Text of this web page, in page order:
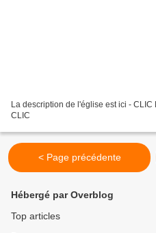
La description de l'église est ici - CLIC La description de l'église est ici -
CLIC
< Page précédente
Hébergé par Overblog
Top articles